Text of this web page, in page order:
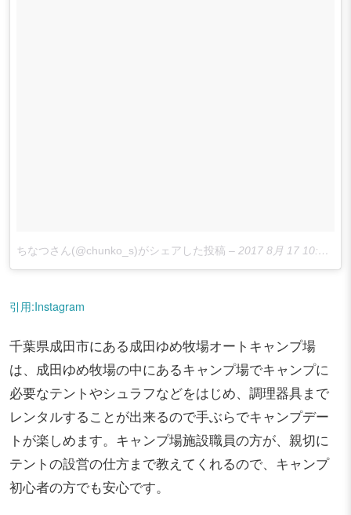
ちなつさん(@chunko_s)がシェアした投稿 – 2017 8月 17 10:32午前 PDT
引用:Instagram
千葉県成田市にある成田ゆめ牧場オートキャンプ場
は、成田ゆめ牧場の中にあるキャンプ場でキャンプに
必要なテントやシュラフなどをはじめ、調理器具まで
レンタルすることが出来るので手ぶらでキャンプデー
トが楽しめます。キャンプ場施設職員の方が、親切に
テントの設営の仕方まで教えてくれるので、キャンプ
初心者の方でも安心です。